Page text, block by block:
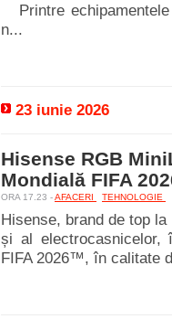
Printre echipamentele
n...
23 iunie 2026
Hisense RGB
Mondială FIFA
ORA 17.23 -AFACERI TEHNOLOGIE
Hisense, brand de top
și al electrocasnicelor,
FIFA 2026™, în calitate